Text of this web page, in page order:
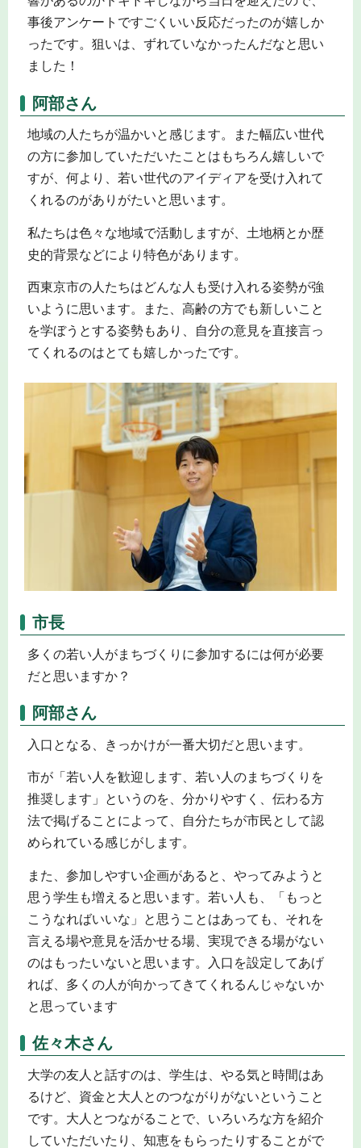
事後アンケートですごくいい反応だったのが嬉しか
ったです。狙いは、ずれていなかったんだなと思い
ました！
阿部さん
地域の人たちが温かいと感じます。また幅広い世代
の方に参加していただいたことはもちろん嬉しいで
すが、何より、若い世代のアイディアを受け入れて
くれるのがありがたいと思います。
私たちは色々な地域で活動しますが、土地柄とか歴
史的背景などにより特色があります。
西東京市の人たちはどんな人も受け入れる姿勢が強
いように思います。また、高齢の方でも新しいこと
を学ぼうとする姿勢もあり、自分の意見を直接言っ
てくれるのはとても嬉しかったです。
市長
多くの若い人がまちづくりに参加するには何が必要
だと思いますか？
阿部さん
入口となる、きっかけが一番大切だと思います。
市が「若い人を歓迎します、若い人のまちづくりを
推奨します」というのを、分かりやすく、伝わる方
法で掲げることによって、自分たちが市民として認
められている感じがします。
また、参加しやすい企画があると、やってみようと
思う学生も増えると思います。若い人も、「もっと
こうなればいいな」と思うことはあっても、それを
言える場や意見を活かせる場、実現できる場がない
のはもったいないと思います。入口を設定してあげ
れば、多くの人が向かってきてくれるんじゃないか
と思っています
佐々木さん
大学の友人と話すのは、学生は、やる気と時間はあ
るけど、資金と大人とのつながりがないということ
です。大人とつながることで、いろいろな方を紹介
していただいたり、知恵をもらったりすることがで